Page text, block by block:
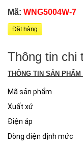
Mã: WNG5004W-7
Đặt hàng
Thông tin chi
THÔNG TIN SẢN PHẨM
Mã sản phẩm
Xuất xứ
Điện áp
Dòng điện định mức